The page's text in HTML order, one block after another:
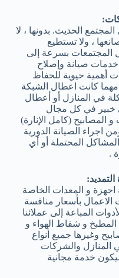
الحديث. بدونها ، لا
، ولا تستطيع
المجتمعات بسرعة إلى
صيانة وإصلاح
أهمية حيوية للحفاظ
كانت اعطال الشبكة
في المنازل أو أعطال
خبير في كل مجال
المصابيح (كامل الإنارة)
اجراء الصيانة الدورية
المحتملة أو أي
.
و المعدات الخاصة
الاعمال بأسعار منافسة
المباعة إلى عملائنا
المطبخ و شفاط الهواء و
وغيرها جميع أنواع
المنازل والشركات
خدمة مجانية